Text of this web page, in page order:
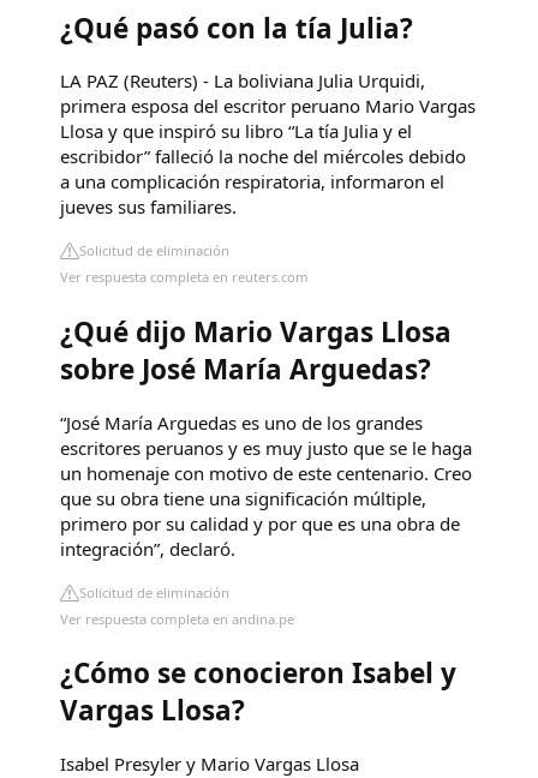
¿Qué pasó con la tía Julia?
LA PAZ (Reuters) - La boliviana Julia Urquidi,
primera esposa del escritor peruano Mario Vargas
Llosa y que inspiró su libro “La tía Julia y el
escribidor” falleció la noche del miércoles debido
a una complicación respiratoria, informaron el
jueves sus familiares.
Solicitud de eliminación
Ver respuesta completa en reuters.com
¿Qué dijo Mario Vargas Llosa
sobre José María Arguedas?
“José María Arguedas es uno de los grandes
escritores peruanos y es muy justo que se le haga
un homenaje con motivo de este centenario. Creo
que su obra tiene una significación múltiple,
primero por su calidad y por que es una obra de
integración”, declaró.
Solicitud de eliminación
Ver respuesta completa en andina.pe
¿Cómo se conocieron Isabel y
Vargas Llosa?
Isabel Presyler y Mario Vargas Llosa